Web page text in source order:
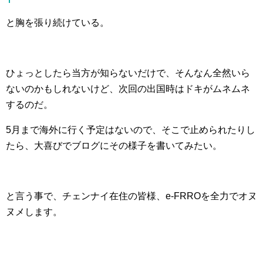
と胸を張り続けている。
ひょっとしたら当方が知らないだけで、そんなん全然いら
ないのかもしれないけど、次回の出国時はドキがムネムネ
するのだ。
5月まで海外に行く予定はないので、そこで止められたりし
たら、大喜びでブログにその様子を書いてみたい。
と言う事で、チェンナイ在住の皆様、e-FRROを全力でオヌ
ヌメします。